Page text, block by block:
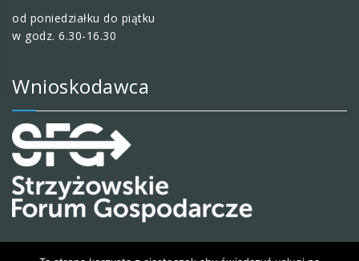
od poniedziałku do piątku
w godz. 6.30-16.30
Wnioskodawca